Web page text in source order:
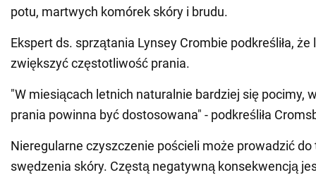
potu, martwych komórek skóry i brudu.
Ekspert ds. sprzątania Lynsey Crombie podkreśliła,
zwiększyć częstotliwość prania.
"W miesiącach letnich naturalnie bardziej się pocimy,
prania powinna być dostosowana" - podkreśliła
Nieregularne czyszczenie pościeli może prowadzić do
swędzenia skóry. Częstą negatywną konsekwencją